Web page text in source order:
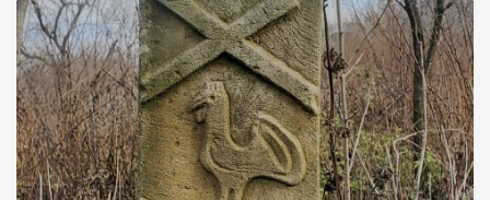
століття тут розмістили туберкульозну лікарню. Коли із
палацу виїхала лікарня – ми точно не […]